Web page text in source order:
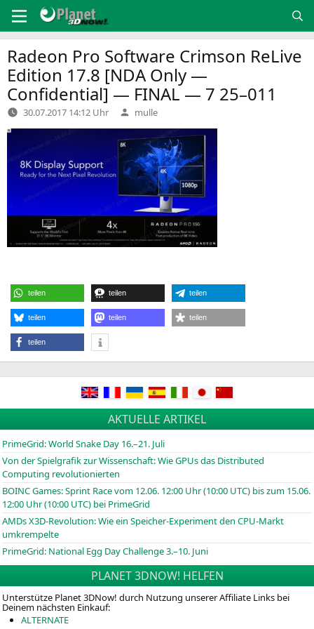
Inhalt
springen
Radeon Pro Software Crimson ReLive
Edition 17.8 [NDAOnly —
Confidential] — FINAL— 7 25–011
30.07.2017 14:12 Uhr Verfasst
von
mulle
teilen teilen teilen
teilen teilen teilen
teilen
AKTUELLE ARTIKEL
PrimeGrid: World Snake Day 16.–21. Juli
Von der Spielgrafik zur Wissenschaft: Wie GPUs das Distributed
Computing revolutionierten
BOINCGames: Sprint Race vom 12.06. 12:00 Uhr (10:00 UTC) bis zum 15.06.
12:00 Uhr (10:00 UTC) bei PrimeGrid
AMDs X3D-Revolution: Wie ein Speicher-Experiment den CPU-Markt
umkrempelte
PrimeGrid: National Egg Day Challenge 3.–10. Juni
PLANET 3DNOW! HELFEN
Unterstütze Planet 3DNow! durch Nutzung unserer Affiliate Links bei
Deinem nächsten Einkauf:
ALTERNATE